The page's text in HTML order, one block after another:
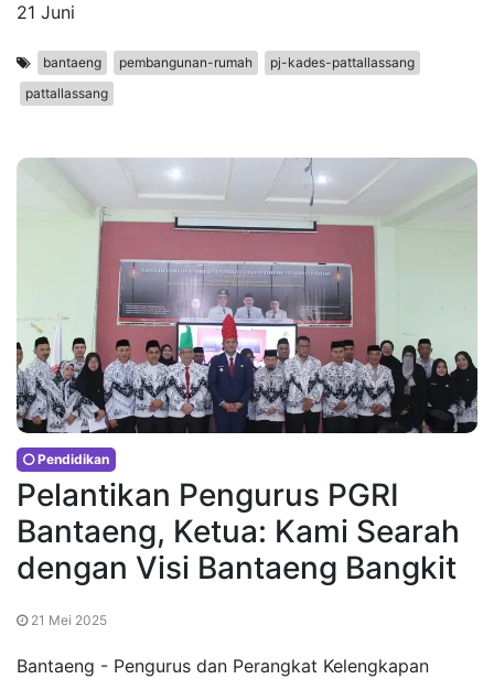
21 Juni
bantaeng pembangunan-rumah
pj-kades-pattallassang
pattallassang
Pendidikan
Pelantikan Pengurus PGRI
Bantaeng, Ketua: Kami Searah
dengan Visi Bantaeng Bangkit
21 Mei 2025
Bantaeng - Pengurus dan Perangkat Kelengkapan